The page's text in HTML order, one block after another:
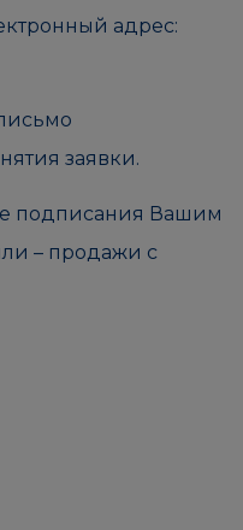
адрес:
заявки.
подписания Вашим
– продажи с